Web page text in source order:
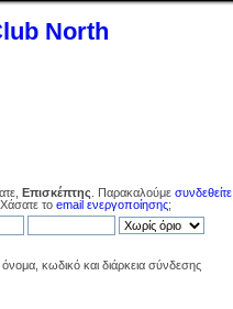
North
Επισκέπτης . Παρακαλούμε συνδεθείτε
. Χάσατε το email ενεργοποίησης;
κωδικό και διάρκεια σύνδεσης